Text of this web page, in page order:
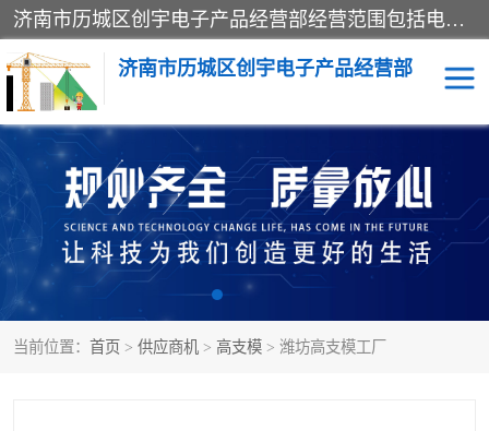
济南市历城区创宇电子产品经营部经营范围包括电子产品、起重机械配件、电气设备、仪器仪表、配电箱、监控设备的批发、零售；配电箱、仪器仪表（不含计量器）、工业自动化设备（不含特种设备、电力设备）的安装、维修。（依法须经批准的项目，经相关部门批准后方可开展经营活动）。
济南市历城区创宇电子产品经营部
当前位置： 首页 > 供应商机 > 高支模 > 潍坊高支模工厂
标养式监测 吊钩可视化
钢丝绳监控 高支模
升降机 施工临电箱监测系统